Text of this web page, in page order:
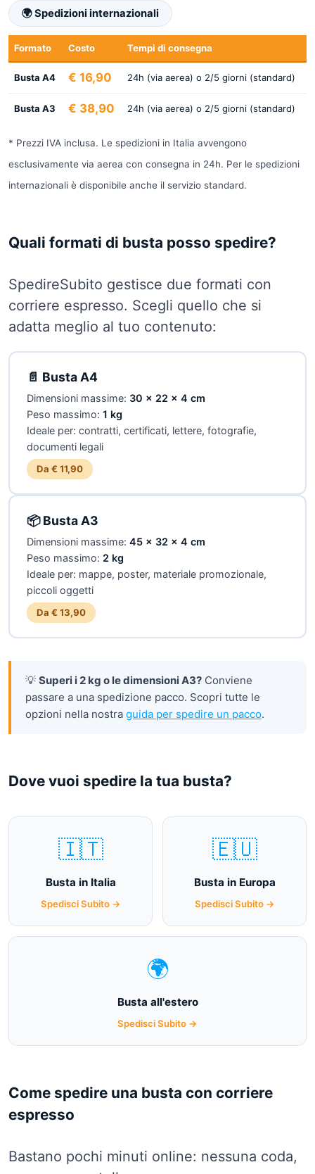
🌍 Spedizioni internazionali
Formato Costo Tempi di consegna
Busta A4 € 16,90 24h (via aerea) o 2/5 giorni (standard)
Busta A3 € 38,90 24h (via aerea) o 2/5 giorni (standard)
* Prezzi IVA inclusa. Le spedizioni in Italia avvengono
esclusivamente via aerea con consegna in 24h. Per le spedizioni
internazionali è disponibile anche il servizio standard.
Quali formati di busta posso spedire?
SpedireSubito gestisce due formati con
corriere espresso. Scegli quello che si
adatta meglio al tuo contenuto:
📄 Busta A4
Dimensioni massime: 30 × 22 × 4 cm
Peso massimo: 1 kg
Ideale per: contratti, certificati, lettere, fotografie,
documenti legali
Da € 11,90
📦 Busta A3
Dimensioni massime: 45 × 32 × 4 cm
Peso massimo: 2 kg
Ideale per: mappe, poster, materiale promozionale,
piccoli oggetti
Da € 13,90
💡 Superi i 2 kg o le dimensioni A3? Conviene
passare a una spedizione pacco. Scopri tutte le
opzioni nella nostra guida per spedire un pacco.
Dove vuoi spedire la tua busta?
🇮🇹
Busta in Italia
Spedisci Subito →
🇪🇺
Busta in Europa
Spedisci Subito →
🌍
Busta all'estero
Spedisci Subito →
Come spedire una busta con corriere
espresso
Bastano pochi minuti online: nessuna coda,